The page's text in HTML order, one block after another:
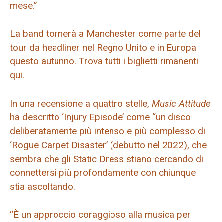
mese.”
La band tornerà a Manchester come parte del
tour da headliner nel Regno Unito e in Europa
questo autunno. Trova tutti i biglietti rimanenti
qui.
In una recensione a quattro stelle, Music Attitude
ha descritto ‘Injury Episode’ come “un disco
deliberatamente più intenso e più complesso di
‘Rogue Carpet Disaster’ (debutto nel 2022), che
sembra che gli Static Dress stiano cercando di
connettersi più profondamente con chiunque
stia ascoltando.
“È un approccio coraggioso alla musica per